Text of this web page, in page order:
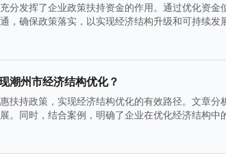
分发挥了企业政策扶持资金的作用。通过优化资
，确保政策落实，以实现经济结构升级和可持续发
潮州市经济结构优化？
扶持政策，实现经济结构优化的有效路径。文章
。同时，结合案例，明确了企业在优化经济结构